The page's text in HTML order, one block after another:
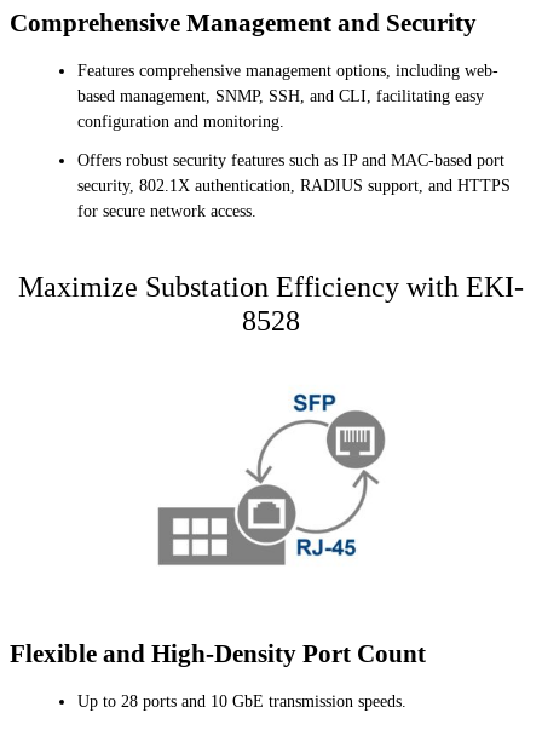
Comprehensive Management and Security
Features comprehensive management options, including web-
based management, SNMP, SSH, and CLI, facilitating easy
configuration and monitoring.
Offers robust security features such as IP and MAC-based port
security, 802.1X authentication, RADIUS support, and HTTPS
for secure network access.
Maximize Substation Efficiency with EKI-
8528
Flexible and High-Density Port Count
Up to 28 ports and 10 GbE transmission speeds.